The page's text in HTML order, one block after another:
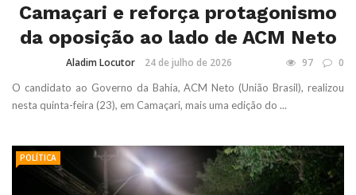
Camaçari e reforça protagonismo
da oposição ao lado de ACM Neto
Aladim Locutor 24 de julho de 2026 97 0
O candidato ao Governo da Bahia, ACM Neto (União Brasil), realizou
nesta quinta-feira (23), em Camaçari, mais uma edição do ...
POLÍTICA